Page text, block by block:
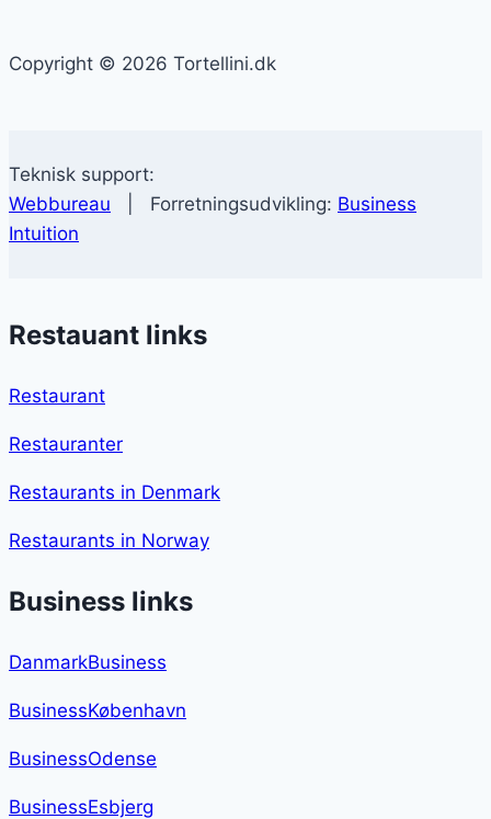
Copyright © 2026 Tortellini.dk
Teknisk support:
Webbureau | Forretningsudvikling: Business
Intuition
Restauant links
Restaurant
Restauranter
Restaurants in Denmark
Restaurants in Norway
Business links
DanmarkBusiness
BusinessKøbenhavn
BusinessOdense
BusinessEsbjerg